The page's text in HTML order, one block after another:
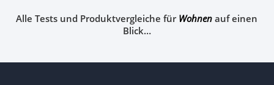
Alle Tests und Produktvergleiche fürWohnenauf einen
Blick…